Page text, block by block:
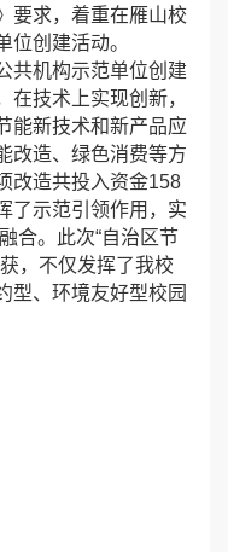
要求，着重在雁山校
位创建活动。
机构示范单位创建
技术上实现创新，
能新技术和新产品应
改造、绿色消费等方
改造共投入资金158
了示范引领作用，实
合。此次“自治区节
，不仅发挥了我校
型、环境友好型校园